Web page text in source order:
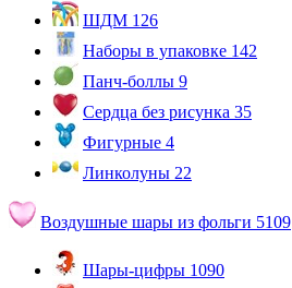
ШДМ 126
Наборы в упаковке 142
Панч-боллы 9
Сердца без рисунка 35
Фигурные 4
Линколуны 22
Воздушные шары из фольги 5109
Шары-цифры 1090